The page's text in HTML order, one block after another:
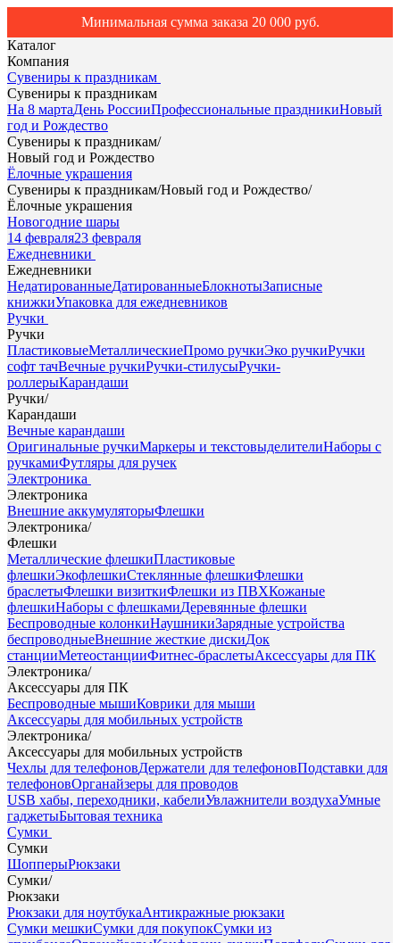
Минимальная сумма заказа 20 000 руб.
Каталог
Компания
Сувениры к праздникам
Сувениры к праздникам
На 8 мартаДень РоссииПрофессиональные праздникиНовый
год и Рождество
Сувениры к праздникам/
Новый год и Рождество
Ёлочные украшения
Сувениры к праздникам/Новый год и Рождество/
Ёлочные украшения
Новогодние шары
14 февраля23 февраля
Ежедневники
Ежедневники
НедатированныеДатированныеБлокнотыЗаписные
книжкиУпаковка для ежедневников
Ручки
Ручки
ПластиковыеМеталлическиеПромо ручкиЭко ручкиРучки
софт тачВечные ручкиРучки-стилусыРучки-
роллерыКарандаши
Ручки/
Карандаши
Вечные карандаши
Оригинальные ручкиМаркеры и текстовыделителиНаборы с
ручкамиФутляры для ручек
Электроника
Электроника
Внешние аккумуляторыФлешки
Электроника/
Флешки
Металлические флешкиПластиковые
флешкиЭкофлешкиСтеклянные флешкиФлешки
браслетыФлешки визиткиФлешки из ПВХКожаные
флешкиНаборы с флешкамиДеревянные флешки
Беспроводные колонкиНаушникиЗарядные устройства
беспроводныеВнешние жесткие дискиДок
станцииМетеостанцииФитнес-браслетыАксессуары для ПК
Электроника/
Аксессуары для ПК
Беспроводные мышиКоврики для мыши
Аксессуары для мобильных устройств
Электроника/
Аксессуары для мобильных устройств
Чехлы для телефоновДержатели для телефоновПодставки для
телефоновОрганайзеры для проводов
USB хабы, переходники, кабелиУвлажнители воздухаУмные
гаджетыБытовая техника
Сумки
Сумки
ШопперыРюкзаки
Сумки/
Рюкзаки
Рюкзаки для ноутбукаАнтикражные рюкзаки
Сумки мешкиСумки для покупокСумки из